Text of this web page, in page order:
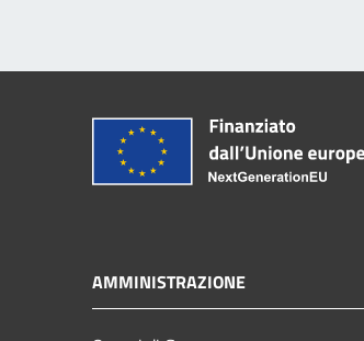
AMMINISTRAZIONE